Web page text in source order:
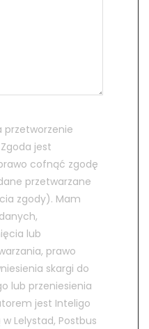
przetworzenie
jest
cofnąć zgodę
przetwarzane
zgody). Mam
lub
prawo
skargi do
lub przeniesienia
jest Inteligo
Lelystad, Postbus